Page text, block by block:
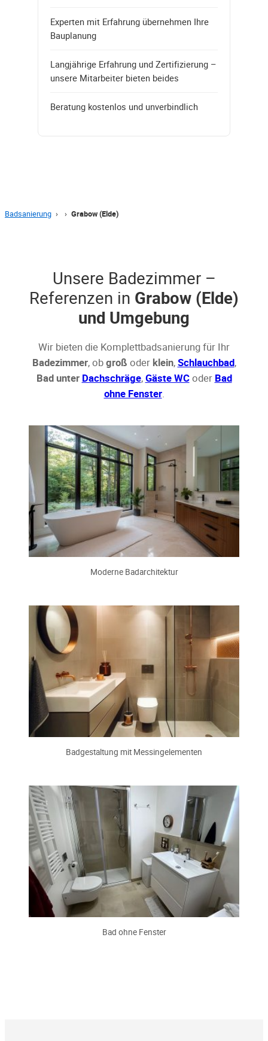
Experten mit Erfahrung übernehmen Ihre
Bauplanung
Langjährige Erfahrung und Zertifizierung –
unsere Mitarbeiter bieten beides
Beratung kostenlos und unverbindlich
Badsanierung › › Grabow (Elde)
Unsere Badezimmer –
Referenzen in Grabow (Elde)
und Umgebung
Wir bieten die Komplettbadsanierung für Ihr
Badezimmer, obgroß oder klein,Schlauchbad,
Bad unter Dachschräge,Gäste WCoder Bad
ohne Fenster.
Moderne Badarchitektur
Badgestaltung mit Messingelementen
Bad ohne Fenster